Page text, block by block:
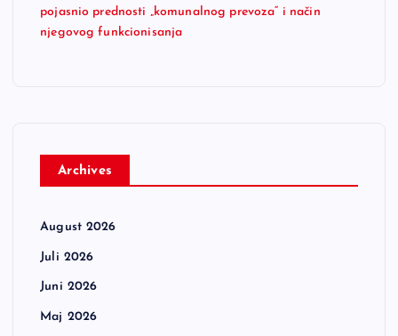
pojasnio prednosti „komunalnog prevoza“ i način
njegovog funkcionisanja
Archives
August 2026
Juli 2026
Juni 2026
Maj 2026